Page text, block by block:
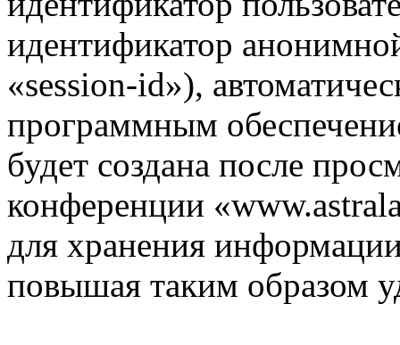
идентификатор
«session-id»),
программным
будет создана после
конференции
для хранения
повышая таким образом